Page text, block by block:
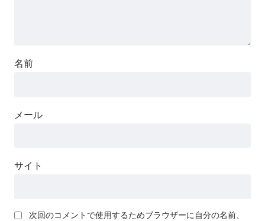
名前
メール
サイト
次回のコメントで使用するためブラウザーに自分の名前、